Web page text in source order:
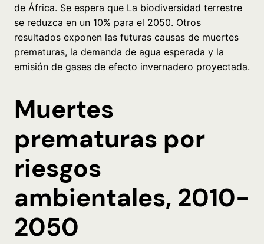
de África. Se espera que La biodiversidad terrestre
se reduzca en un 10% para el 2050. Otros
resultados exponen las futuras causas de muertes
prematuras, la demanda de agua esperada y la
emisión de gases de efecto invernadero proyectada.
Muertes
prematuras por
riesgos
ambientales, 2010-
2050